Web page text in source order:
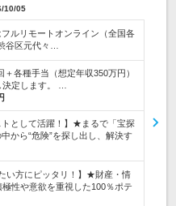
10/05
ルリモートオンライン（全国各
谷区元代々…
各種手当（想定年収350万円）
定します。 …
トとして活躍！】★まるで「宝探
から“危険”を探し出し、解決す
い方にピッタリ！】★財産・情
性や意欲を重視した100％ポテ